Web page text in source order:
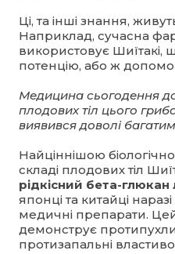
Ці, та інші знання,
Наприклад, сучасна
використовує Шиїтакі,
потенцію, або ж
Медицина сьогодення
плодових тіл цього
виявився доволі
Найціннішою
складі плодових тіл
рідкісний бета-глюкан
японці та китайці
медичні препарати.
демонструє
протизапальні